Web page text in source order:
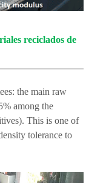
reciclados de
the main raw
among the
This is one of
tolerance to